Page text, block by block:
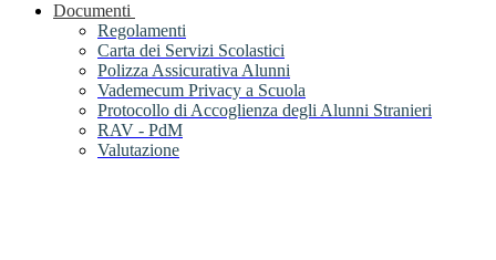
Documenti
Regolamenti
Carta dei Servizi Scolastici
Polizza Assicurativa Alunni
Vademecum Privacy a Scuola
Protocollo di Accoglienza degli Alunni Stranieri
RAV - PdM
Valutazione